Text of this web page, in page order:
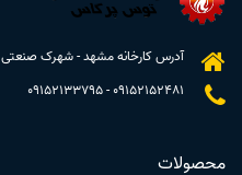
آدرس کارخانه مشهد - شهرک صنعتی
09152152481
-
09152133795
محصولات